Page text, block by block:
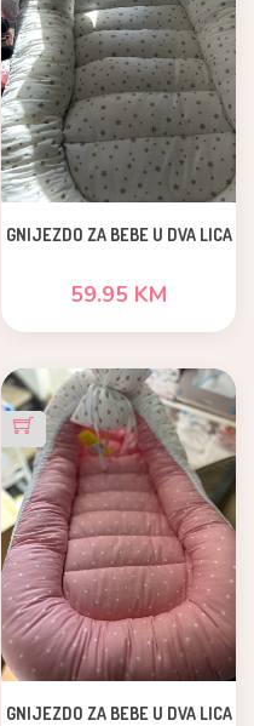
GNIJEZDO ZA BEBE U DVA LICA
59.95 KM
GNIJEZDO ZA BEBE U DVA LICA